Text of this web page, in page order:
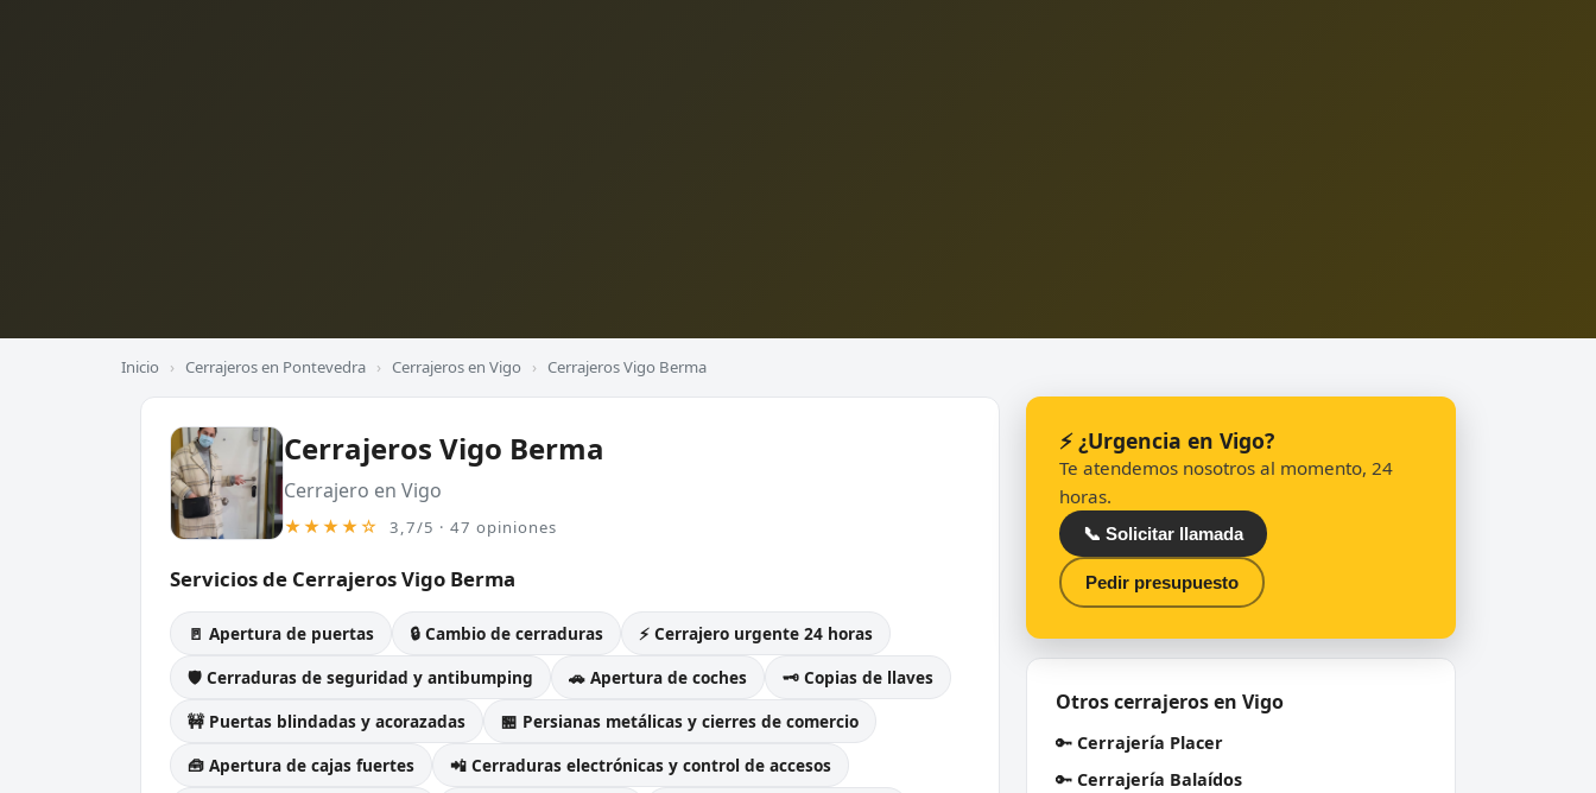
Inicio › Cerrajeros en Pontevedra › Cerrajeros en Vigo › Cerrajeros Vigo Berma
Cerrajeros Vigo Berma
Cerrajero en Vigo
★★★★☆ 3,7/5 · 47 opiniones
Servicios de Cerrajeros Vigo Berma
🚪 Apertura de puertas 🔒 Cambio de cerraduras
⚡ Cerrajero urgente 24 horas
🛡️ Cerraduras de seguridad y antibumping
🚗 Apertura de coches
🗝️ Copias de llaves
🚧 Puertas blindadas y acorazadas
🏪 Persianas metálicas y cierres de comercio
🧰 Apertura de cajas fuertes
📲 Cerraduras electrónicas y control de accesos
⚡ ¿Urgencia en Vigo?
Te atendemos nosotros al momento, 24
horas.
📞 Solicitar llamada
Pedir presupuesto
Otros cerrajeros en Vigo
🔑 Cerrajería Placer
🔑 Cerrajería Balaídos